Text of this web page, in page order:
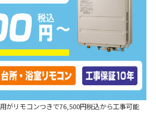
がリモコンつきで76,500円税込から工事可能